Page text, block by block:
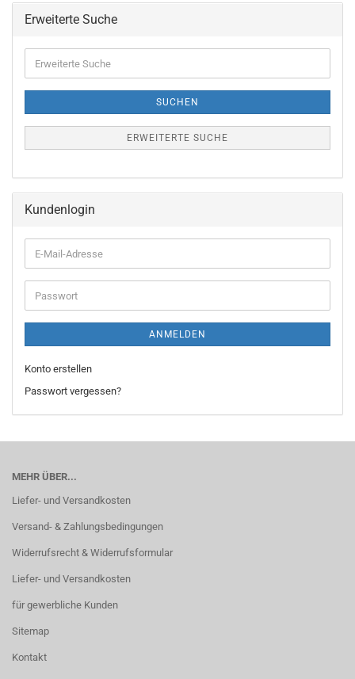
Erweiterte Suche
Suche
SUCHEN
ERWEITERTE SUCHE
Kundenlogin
E-
Mail-
Adresse
Passwort
ANMELDEN
Konto erstellen
Passwort vergessen?
MEHR ÜBER...
Liefer- und Versandkosten
Versand- & Zahlungsbedingungen
Widerrufsrecht & Widerrufsformular
Liefer- und Versandkosten
für gewerbliche Kunden
Sitemap
Kontakt